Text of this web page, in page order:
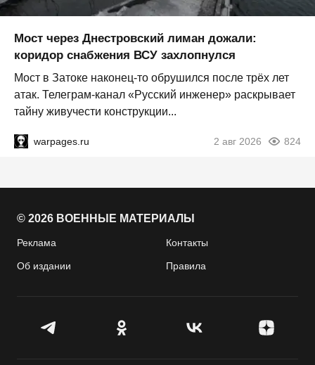
Мост через Днестровский лиман дожали:
коридор снабжения ВСУ захлопнулся
Мост в Затоке наконец-то обрушился после трёх лет
атак. Телеграм-канал «Русский инженер» раскрывает
тайну живучести конструкции...
warpages.ru 2 авг 2026 824
© 2026 ВОЕННЫЕ МАТЕРИАЛЫ
Реклама Контакты
Об издании Правила